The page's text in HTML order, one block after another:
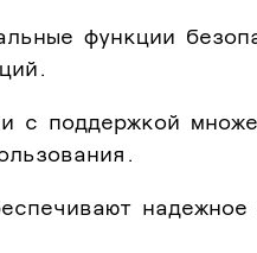
функции
с поддержкой
надежное